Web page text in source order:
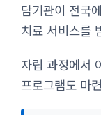
담기관이 전국
치료 서비스를
자립 과정에서
프로그램도 마